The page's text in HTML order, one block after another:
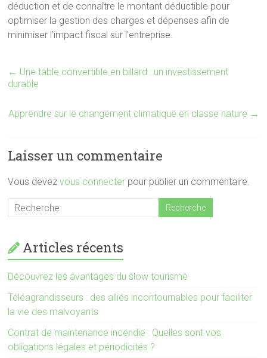
déduction et de connaître le montant déductible pour
optimiser la gestion des charges et dépenses afin de
minimiser l’impact fiscal sur l’entreprise.
← Une table convertible en billard : un investissement
durable
Apprendre sur le changement climatique en classe nature →
Laisser un commentaire
Vous devezvous connecter pour publier un commentaire.
Articles récents
Découvrez les avantages du slow tourisme
Téléagrandisseurs : des alliés incontournables pour faciliter
la vie des malvoyants
Contrat de maintenance incendie : Quelles sont vos
obligations légales et périodicités ?